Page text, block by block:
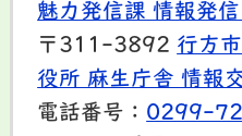
魅力発信課 情報発
〒311-3892 行方
役所 麻生庁舎 情報
電話番号： 0299-